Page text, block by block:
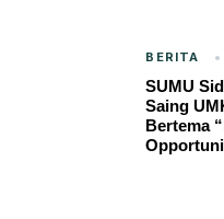
BERITA
SUMU
Saing
Bertema